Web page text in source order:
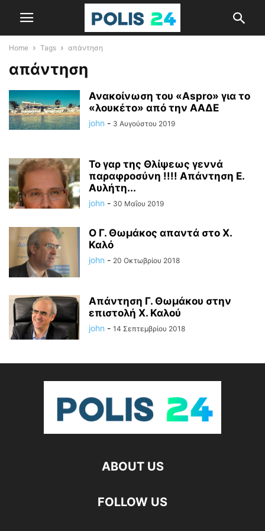
Home Tags απάντηση
απάντηση
Ανακοίνωση του «Aspro» για το
«λουκέτο» από την ΑΑΔΕ
john - 3 Αυγούστου 2019
Το γαρ της Θλίψεως γεννά
παραφροσύνη !!!! Απάντηση Ε.
Αυλήτη...
john - 30 Μαΐου 2019
O Γ. Θωμάκος απαντά στο Χ.
Καλό
john - 20 Οκτωβρίου 2018
Απάντηση Γ. Θωμάκου στην
επιστολή Χ. Καλού
john - 14 Σεπτεμβρίου 2018
ABOUT US
FOLLOW US